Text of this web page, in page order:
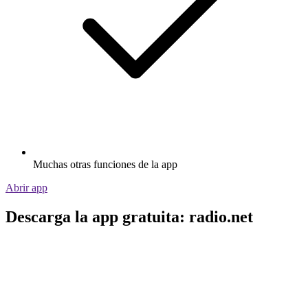
Muchas otras funciones de la app
Abrir app
Descarga la app gratuita: radio.net